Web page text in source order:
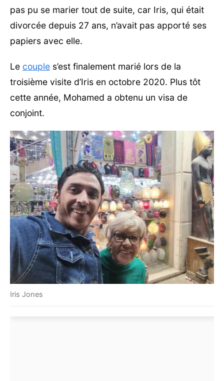
pas pu se marier tout de suite, car Iris, qui était
divorcée depuis 27 ans, n’avait pas apporté ses
papiers avec elle.
Le couple s’est finalement marié lors de la
troisième visite d’Iris en octobre 2020. Plus tôt
cette année, Mohamed a obtenu un visa de
conjoint.
Iris Jones